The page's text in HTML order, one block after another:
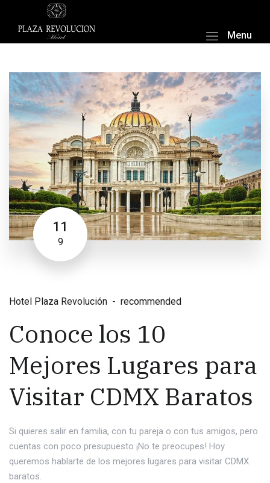
Menu
11
9
Hotel Plaza Revolución recommended
Conoce los 10
Mejores Lugares para
Visitar CDMX Baratos
Si quieres salir en familia, con tu pareja o con tus amigos, pero
cuentas con poco presupuesto ¡No te preocupes! Hoy
queremos hablarte de los mejores lugares para visitar CDMX
baratos.